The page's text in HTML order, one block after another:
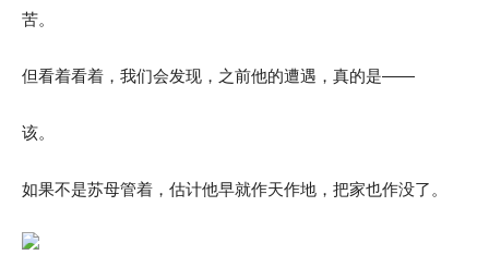
苦。
但看着看着，我们会发现，之前他的遭遇，真的是——
该。
如果不是苏母管着，估计他早就作天作地，把家也作没了。